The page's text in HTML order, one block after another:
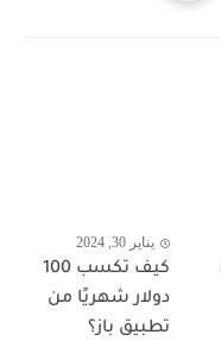
يناير 30, 2024
كيف تكسب 100
دولار شهريًا من
تطبيق باز؟